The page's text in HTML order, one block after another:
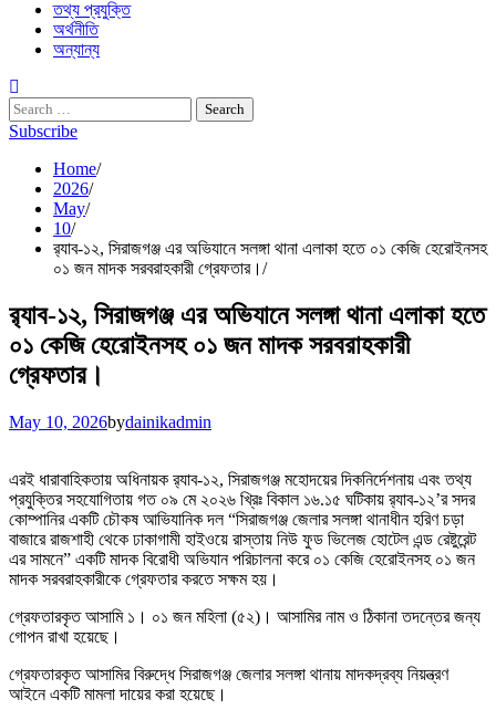
তথ্য প্রযুক্তি
অর্থনীতি
অন্যান্য
Search
for:
Subscribe
Home
2026
May
10
র‌্যাব-১২, সিরাজগঞ্জ এর অভিযানে সলঙ্গা থানা এলাকা হতে ০১ কেজি হেরোইনসহ
০১ জন মাদক সরবরাহকারী গ্রেফতার।
র‌্যাব-১২, সিরাজগঞ্জ এর অভিযানে সলঙ্গা থানা এলাকা হতে
০১ কেজি হেরোইনসহ ০১ জন মাদক সরবরাহকারী
গ্রেফতার।
May 10, 2026bydainikadmin
এরই ধারাবাহিকতায় অধিনায়ক র‌্যাব-১২, সিরাজগঞ্জ মহোদয়ের দিকনির্দেশনায় এবং তথ্য
প্রযুক্তির সহযোগিতায় গত ০৯ মে ২০২৬ খ্রিঃ বিকাল ১৬.১৫ ঘটিকায় র‌্যাব-১২’র সদর
কোম্পানির একটি চৌকষ আভিযানিক দল “সিরাজগঞ্জ জেলার সলঙ্গা থানাধীন হরিণ চড়া
বাজারে রাজশাহী থেকে ঢাকাগামী হাইওয়ে রাস্তায় নিউ ফুড ভিলেজ হোটেল এন্ড রেষ্টুরেন্ট
এর সামনে” একটি মাদক বিরোধী অভিযান পরিচালনা করে ০১ কেজি হেরোইনসহ ০১ জন
মাদক সরবরাহকারীকে গ্রেফতার করতে সক্ষম হয়।
গ্রেফতারকৃত আসামি ১। ০১ জন মহিলা (৫২)। আসামির নাম ও ঠিকানা তদন্তের জন্য
গোপন রাখা হয়েছে।
গ্রেফতারকৃত আসামির বিরুদ্ধে সিরাজগঞ্জ জেলার সলঙ্গা থানায় মাদকদ্রব্য নিয়ন্ত্রণ
আইনে একটি মামলা দায়ের করা হয়েছে।